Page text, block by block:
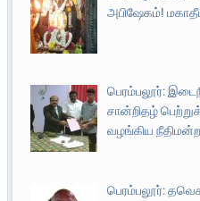
அபிஷேகம்!
பெரம்பலூர்:
சான்றிதழ்
வழங்கிய
பெரம்பலூர்: